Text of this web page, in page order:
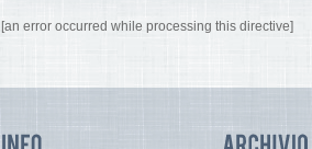
[an error occurred while processing this directive]